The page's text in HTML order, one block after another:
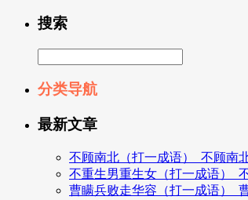
搜索
分类导航
最新文章
不顾南北（打一成语）_不顾南
不重生男重生女（打一成语）_
曹瞒兵败走华容（打一成语）_